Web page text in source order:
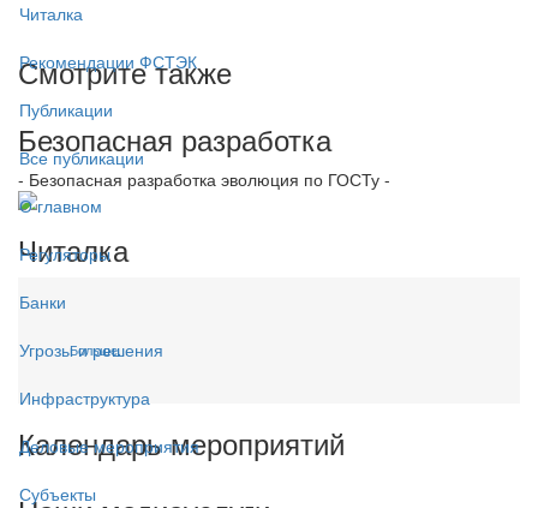
Читалка
Рекомендации ФСТЭК
Публикации
Все публикации
О главном
Регуляторы
Банки
Угрозы и решения
Инфраструктура
Деловые мероприятия
Субъекты
Смотрите также
Безопасная разработка
- Безопасная разработка эволюция по ГОСТу -
Читалка
Больше...
Календарь мероприятий